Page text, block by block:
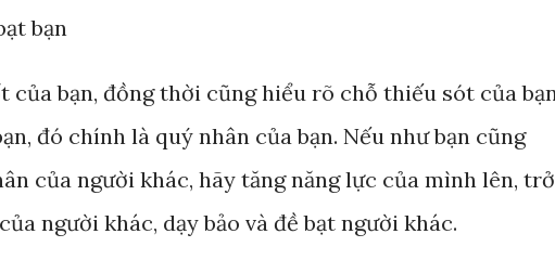
bạn
bạn, đồng thời cũng hiểu rõ chỗ thiếu sót của
đó chính là quý nhân của bạn. Nếu như bạn cũng
của người khác, hãy tăng năng lực của mình lên, trở
người khác, dạy bảo và đề bạt người khác.